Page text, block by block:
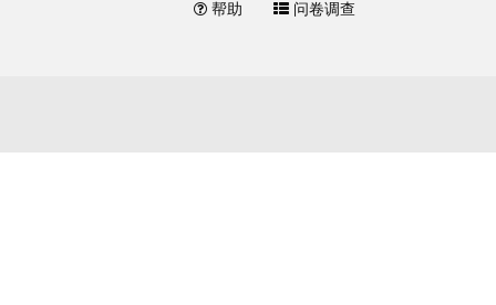
帮助 问卷调查